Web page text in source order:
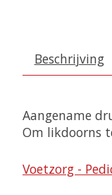
Beschrijving
Aangename
Om likdoorns
Voetzorg -